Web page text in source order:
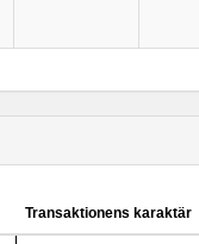
Transaktionens karaktär